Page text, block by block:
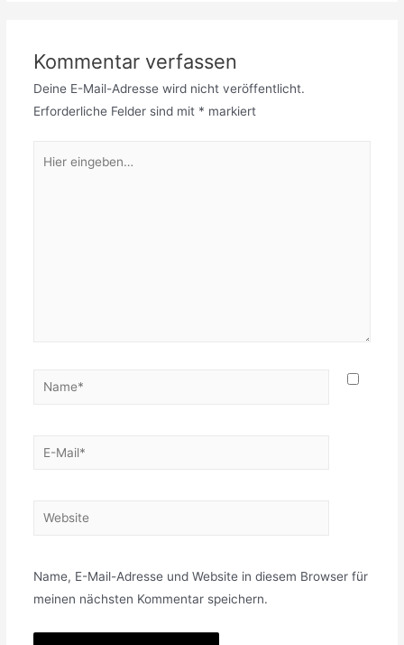
Kommentar verfassen
Deine E-Mail-Adresse wird nicht veröffentlicht.
Erforderliche Felder sind mit * markiert
Name, E-Mail-Adresse und Website in diesem Browser für
meinen nächsten Kommentar speichern.